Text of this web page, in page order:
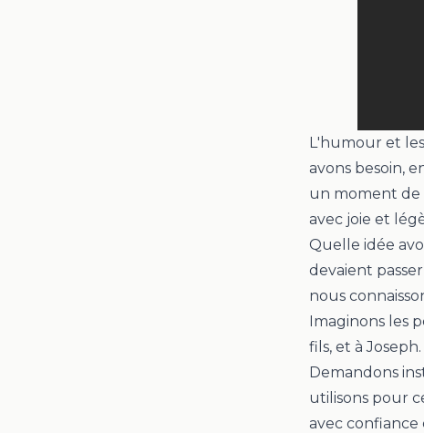
L'humour et
avons besoin,
un moment de
avec joie et
Quelle idée
devaient
nous
Imaginons les
fils, et à Joseph.
Demandons
utilisons pour
avec confiance